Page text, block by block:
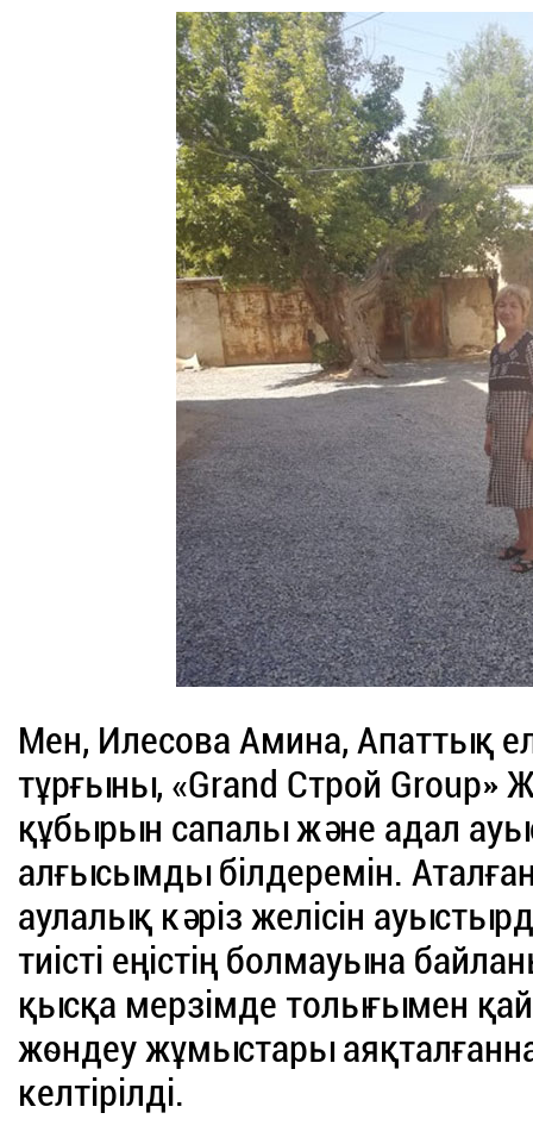
Мен, Илесова Амина, Апаттық
тұрғыны, «Grand Строй
құбырын сапалы және адал
алғысымды білдеремін.
аулалық кәріз желісін
тиісті еңістің болмауына
қысқа мерзімде толығымен
жөндеу жұмыстары
келтірілді.